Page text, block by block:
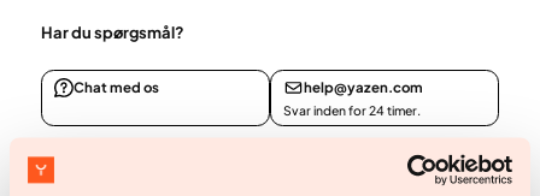
Har du spørgsmål?
Chat med os help@yazen.com
Svar inden for 24 timer.
Vores service